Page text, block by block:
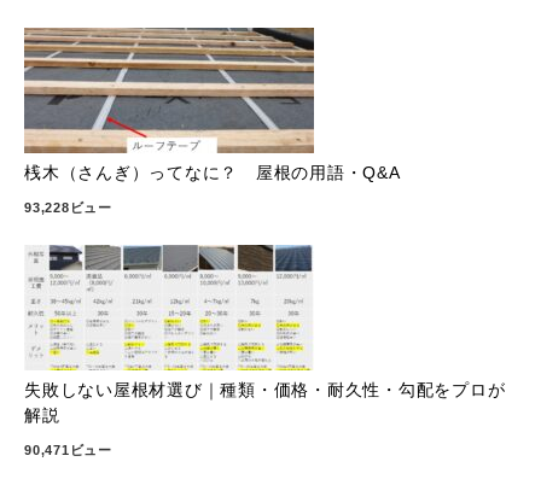
桟木（さんぎ）ってなに？ 屋根の用語・Q&A
93,228ビュー
失敗しない屋根材選び｜種類・価格・耐久性・勾配をプロが
解説
90,471ビュー